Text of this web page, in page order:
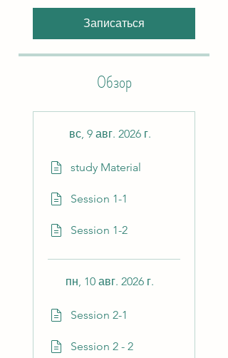
Записаться
Обзор
вс, 9 авг. 2026 г.
study Material
Session 1-1
Session 1-2
пн, 10 авг. 2026 г.
Session 2-1
Session 2 - 2